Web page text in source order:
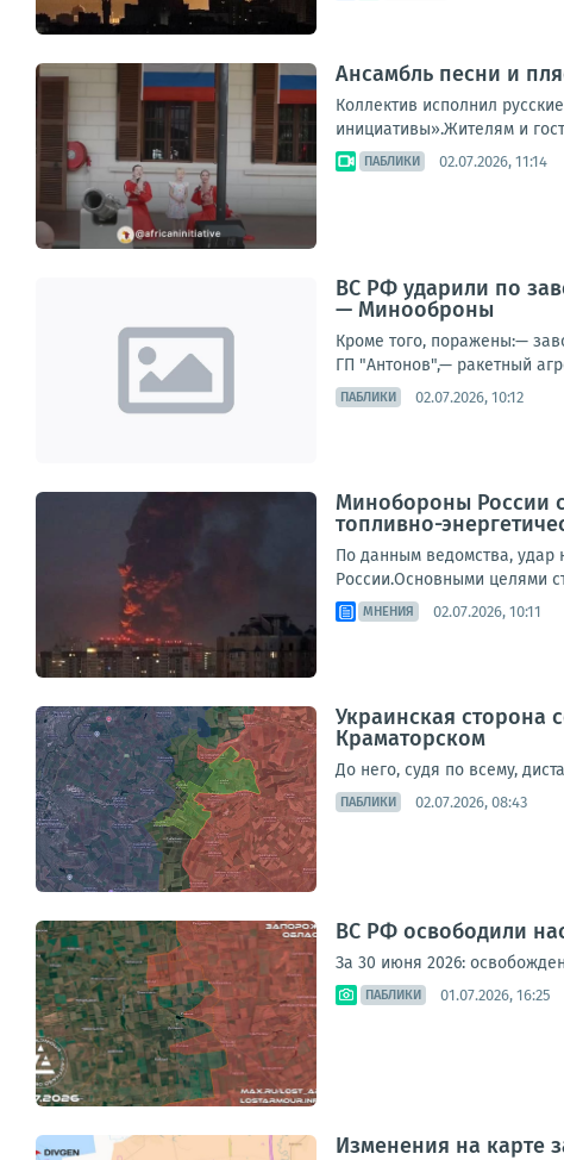
Ансамбль песни и
Коллектив исполнил
инициативы».Жителям и
ПАБЛИКИ 02.07.2026, 11:14
ВС РФ ударили по
— Минооброны
Кроме того, поражены:—
ГП "Антонов",— ракетный
ПАБЛИКИ 02.07.2026, 10:12
Минобороны России
топливно-
По данным ведомства, удар
России.Основными целями
МНЕНИЯ 02.07.2026, 10:11
Украинская
Краматорском
До него, судя по всему,
ПАБЛИКИ 02.07.2026, 08:43
ВС РФ освободили
За 30 июня 2026:
ПАБЛИКИ 01.07.2026, 16:25
Изменения на карте